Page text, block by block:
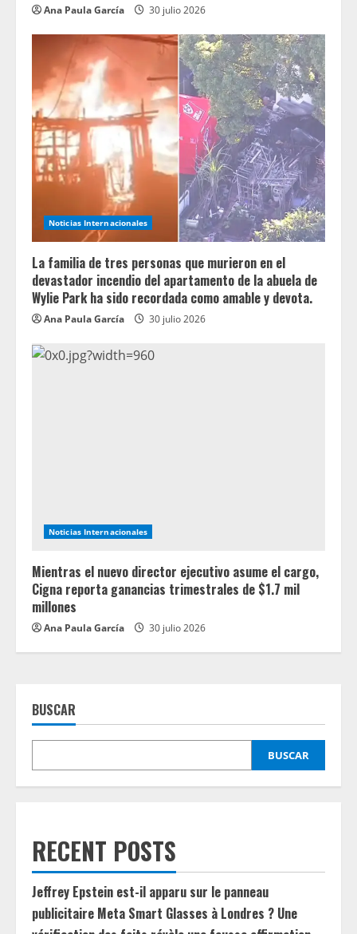
Ana Paula García 30 julio 2026
Noticias Internacionales
La familia de tres personas que murieron en el
devastador incendio del apartamento de la abuela de
Wylie Park ha sido recordada como amable y devota.
Ana Paula García 30 julio 2026
Noticias Internacionales
Mientras el nuevo director ejecutivo asume el cargo,
Cigna reporta ganancias trimestrales de $1.7 mil
millones
Ana Paula García 30 julio 2026
BUSCAR
BUSCAR
RECENT POSTS
Jeffrey Epstein est-il apparu sur le panneau
publicitaire Meta Smart Glasses à Londres ? Une